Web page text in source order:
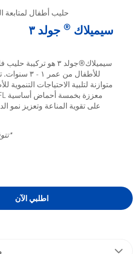
حليب أطفال لمتابعة النمو -
سيميلاك ®
سيميلاك®جولد ٣ هو
للأطفال من
متوازنة لتلبية الاحتياجات التنموية
على تقوية المناعة وتعزيز نمو
اطلبي الآن